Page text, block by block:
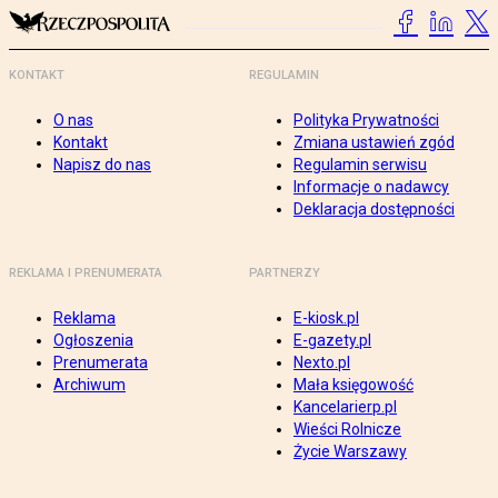
KONTAKT
O nas
Kontakt
Napisz do nas
REGULAMIN
Polityka Prywatności
Zmiana ustawień zgód
Regulamin serwisu
Informacje o nadawcy
Deklaracja dostępności
REKLAMA I PRENUMERATA
Reklama
Ogłoszenia
Prenumerata
Archiwum
PARTNERZY
E-kiosk.pl
E-gazety.pl
Nexto.pl
Mała księgowość
Kancelarierp.pl
Wieści Rolnicze
Życie Warszawy